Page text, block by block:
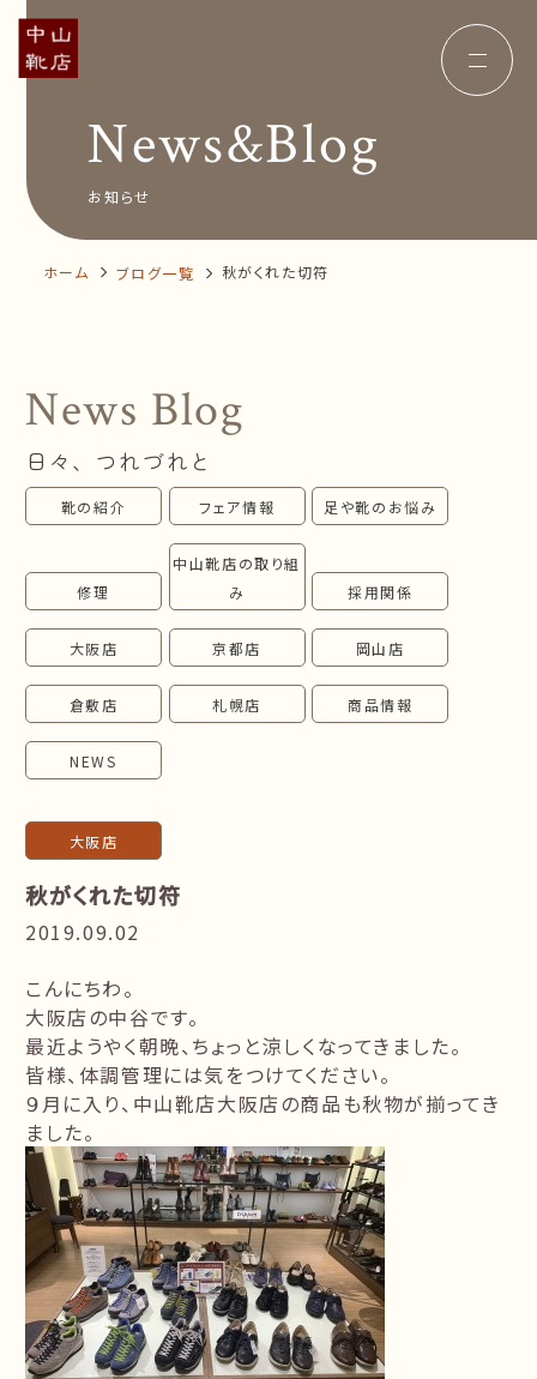
Concept コンセプト
Insole オーダー中敷き
News&Blog
Company 会社概要
オンラインショップ
お問い合わせ
News&Blog
お知らせ
ホーム ブログ一覧 秋がくれた切符
News Blog
日々、つれづれと
靴の紹介 フェア情報 足や靴のお悩み
修理
中山靴店の取り組
み
採用関係
大阪店 京都店 岡山店
倉敷店 札幌店 商品情報
NEWS
大阪店
秋がくれた切符
2019.09.02
こんにちわ。
大阪店の中谷です。
最近ようやく朝晩、ちょっと涼しくなってきました。
皆様、体調管理には気をつけてください。
９月に入り、中山靴店大阪店の商品も秋物が揃ってき
ました。